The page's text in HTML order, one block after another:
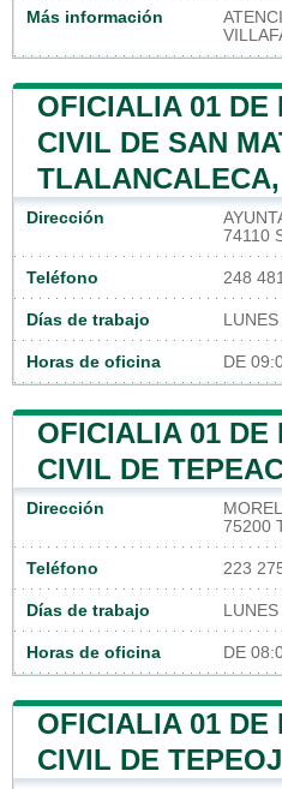
Más información
OFICIALIA 01 DE
CIVIL DE SAN
Dirección
74110
Teléfono 248
Días de trabajo LUNES
Horas de oficina DE
OFICIALIA 01 DE
CIVIL DE
Dirección
75200
Teléfono 223
Días de trabajo LUNES
Horas de oficina DE
OFICIALIA 01 DE
CIVIL DE